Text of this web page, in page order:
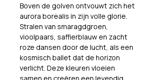
Boven de golven ontvouwt zich het
aurora borealis in zijn volle glorie.
Stralen van smaragdgroen,
vioolpaars, saffierblauw en zacht
roze dansen door de lucht, als een
kosmisch ballet dat de horizon
verlicht. Deze kleuren vloeien
samen en creëren een levendig